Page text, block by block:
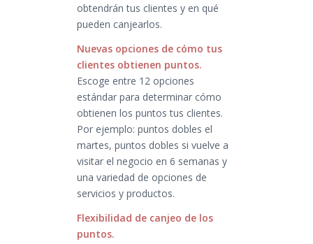
obtendrán tus clientes y en qué
pueden canjearlos.
Nuevas opciones de cómo tus
clientes obtienen puntos.
Escoge entre 12 opciones
estándar para determinar cómo
obtienen los puntos tus clientes.
Por ejemplo: puntos dobles el
martes, puntos dobles si vuelve a
visitar el negocio en 6 semanas y
una variedad de opciones de
servicios y productos.
Flexibilidad de canjeo de los
puntos.